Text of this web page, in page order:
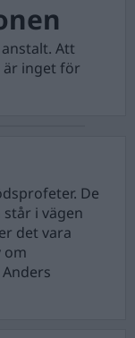
Att
inget för
De
i vägen
det vara
om